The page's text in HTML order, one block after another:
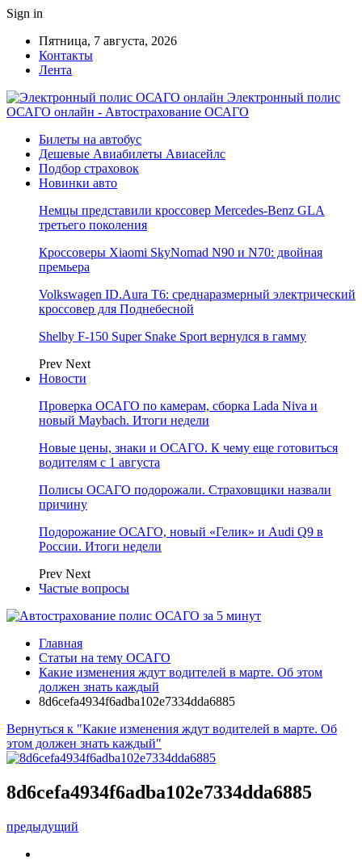
Sign in
Пятница, 7 августа, 2026
Контакты
Лента
Электронный полис
ОСАГО онлайн - Автострахование ОСАГО
Билеты на автобус
Дешевые Авиабилеты Авиасейлс
Подбор страховок
Новинки авто
Немцы представили кроссовер Mercedes-Benz GLA
третьего поколения
Кроссоверы Xiaomi SkyNomad N90 и N70: двойная
премьера
Volkswagen ID.Aura T6: среднаразмерный электрический
кроссовер для Поднебесной
Shelby F-150 Super Snake Sport вернулся в гамму
Prev Next
Новости
Проверка ОСАГО по камерам, сборка Lada Niva и
новый Maybach. Итоги недели
Новые цены, знаки и ОСАГО. К чему еще готовиться
водителям с 1 августа
Полисы ОСАГО подорожали. Страховщики назвали
причину
Подорожание ОСАГО, новый «Гелик» и Audi Q9 в
России. Итоги недели
Prev Next
Частые вопросы
Главная
Статьи на тему ОСАГО
Какие изменения ждут водителей в марте. Об этом
должен знать каждый
8d6cefa4934f6adba102e7334dda6885
Вернуться к "Какие изменения ждут водителей в марте. Об
этом должен знать каждый"
8d6cefa4934f6adba102e7334dda6885
предыдущий